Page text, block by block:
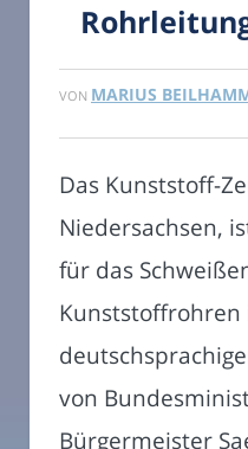
VON MARIUS
Das Kunststoff-
Niedersachsen,
für das
Kunststoffrohren
von
Bürgermeister